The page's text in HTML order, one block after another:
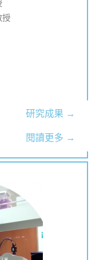
授
研究成果 →
閱讀更多 →